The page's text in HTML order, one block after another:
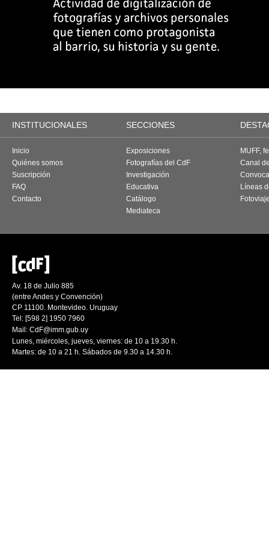
INSTITUCIONALES SECCIONES
Inicio
Quiénes somos
Suscripción
FAQ
Contacto
Exposiciones
Fotografías del CdF
Investigación
Educativa
Catálogo
Mediateca
MUFF,
Canal
Líneas
Av. 18 de Julio 885
(entre Andes y Convención)
CP 11100. Montevideo. Uruguay
Tel: [598 2] 1950 7960
Mail: CdF@imm.gub.uy
Lunes, miércoles, jueves, viernes: de 10 a 19.30 h.
Martes: de 10 a 21 h. Sábados de 9.30 a 14.30 h.